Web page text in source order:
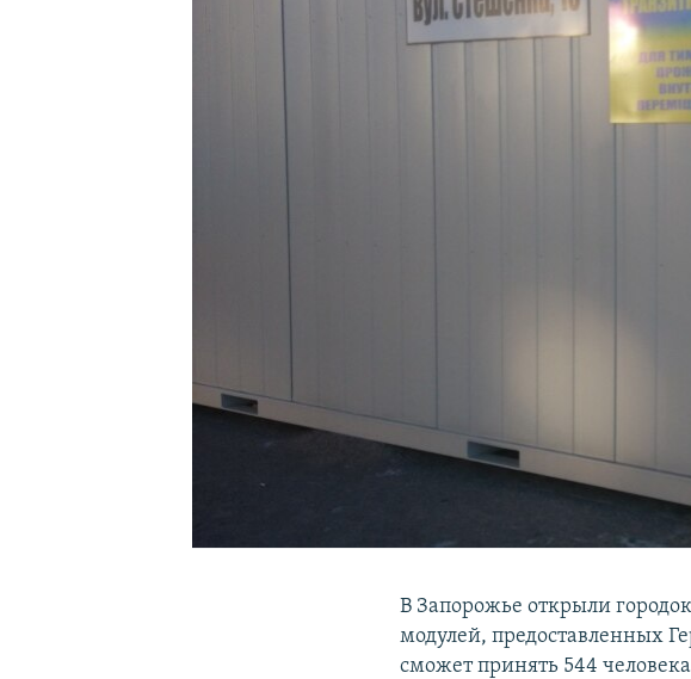
В Запорожье открыли
модулей, предоставленных
сможет принять 544